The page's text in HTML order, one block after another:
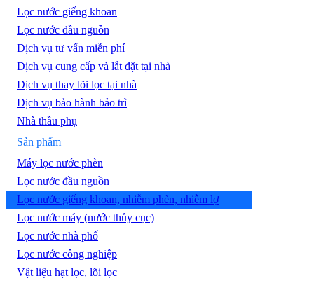
Lọc nước giếng khoan
Lọc nước đầu nguồn
Dịch vụ tư vấn miễn phí
Dịch vụ cung cấp và lắt đặt tại nhà
Dịch vụ thay lõi lọc tại nhà
Dịch vụ bảo hành bảo trì
Nhà thầu phụ
Sản phẩm
Máy lọc nước phèn
Lọc nước đầu nguồn
Lọc nước giếng khoan, nhiễm phèn, nhiễm lợ
Lọc nước máy (nước thủy cục)
Lọc nước nhà phố
Lọc nước công nghiệp
Vật liệu hạt lọc, lõi lọc